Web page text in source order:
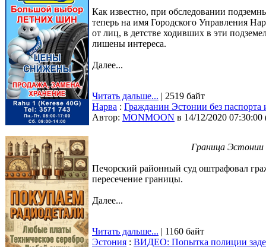
Как известно, при обследовании
теперь на имя Городского Управления
от лиц, в детстве ходивших в эти
лишены интереса.
Далее...
Читать дальше... | 2519 байт
Нарва : Гражданин Эстонии без
Автор: MONMOON в 14/12/2020 07:30:00
Граница
Печорский районный суд оштрафовал
пересечение границы.
Далее...
Читать дальше... | 1160 байт
Эстония : ВИДЕО: Попытка полиции